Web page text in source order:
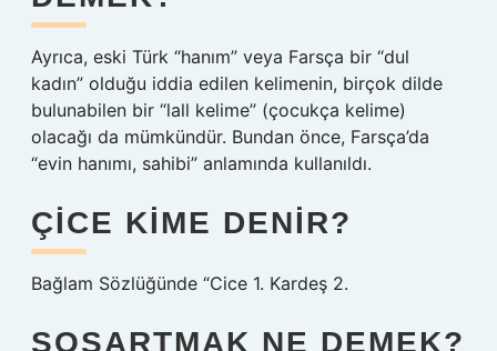
Ayrıca, eski Türk “hanım” veya Farsça bir “dul
kadın” olduğu iddia edilen kelimenin, birçok dilde
bulunabilen bir “lall kelime” (çocukça kelime)
olacağı da mümkündür. Bundan önce, Farsça’da
“evin hanımı, sahibi” anlamında kullanıldı.
ÇICE KIME DENIR?
Bağlam Sözlüğünde “Cice 1. Kardeş 2.
ŞOŞARTMAK NE DEMEK?